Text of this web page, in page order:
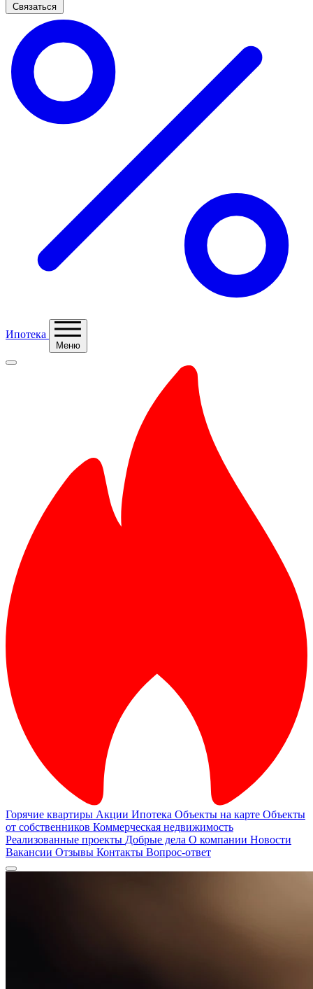
Связаться
Ипотека
Меню
Горячие квартиры Акции Ипотека Объекты на карте Объекты
от собственников Коммерческая недвижимость
Реализованные проекты Добрые дела О компании Новости
Вакансии Отзывы Контакты Вопрос-ответ